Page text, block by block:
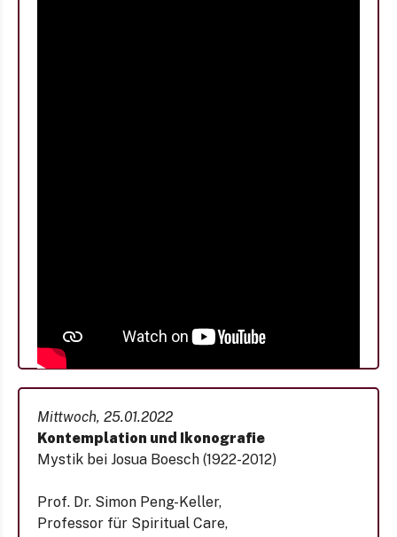
Mittwoch, 25.01.2022
Kontemplation und Ikonografie
Mystik bei Josua Boesch (1922-2012)
Prof. Dr. Simon Peng-Keller,
Professor für Spiritual Care,